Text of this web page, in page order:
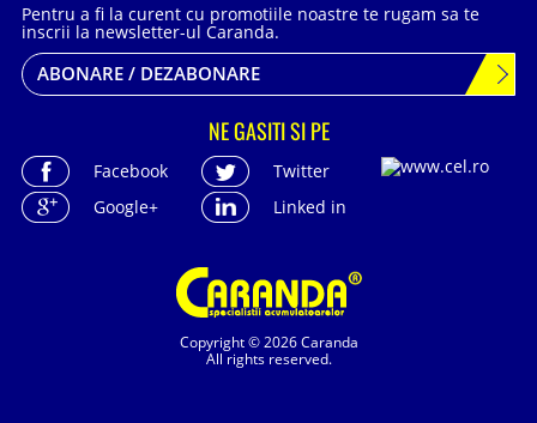
Copyright © 2026 Caranda
All rights reserved.
Pentru a fi la curent cu promotiile noastre te rugam sa te
inscrii la newsletter-ul Caranda.
ABONARE / DEZABONARE
NE GASITI SI PE
Facebook
Twitter
Google+
Linked in